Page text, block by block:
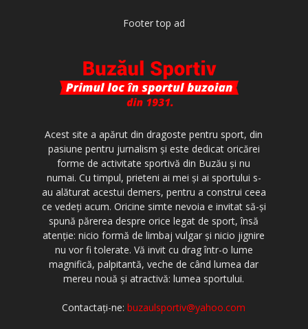
Footer top ad
Acest site a apărut din dragoste pentru sport, din
pasiune pentru jurnalism şi este dedicat oricărei
forme de activitate sportivă din Buzău şi nu
numai. Cu timpul, prieteni ai mei şi ai sportului s-
au alăturat acestui demers, pentru a construi ceea
ce vedeţi acum. Oricine simte nevoia e invitat să-şi
spună părerea despre orice legat de sport, însă
atenţie: nicio formă de limbaj vulgar şi nicio jignire
nu vor fi tolerate. Vă invit cu drag într-o lume
magnifică, palpitantă, veche de când lumea dar
mereu nouă şi atractivă: lumea sportului.
Contactați-ne:buzaulsportiv@yahoo.com